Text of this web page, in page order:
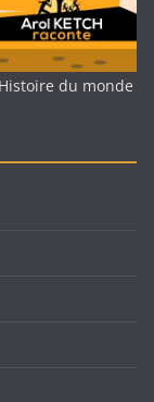
du monde